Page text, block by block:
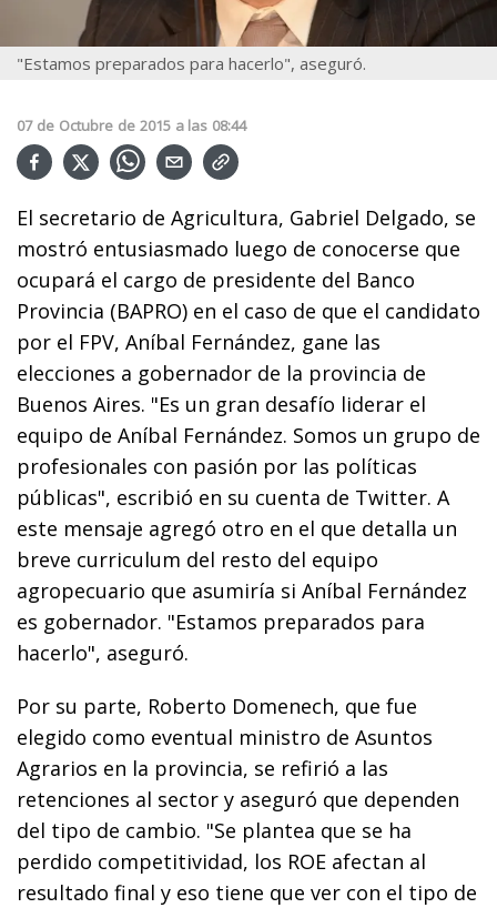
"Estamos preparados para hacerlo", aseguró.
07 de Octubre de 2015 a las 08:44
El secretario de Agricultura, Gabriel Delgado, se
mostró entusiasmado luego de conocerse que
ocupará el cargo de presidente del Banco
Provincia (BAPRO) en el caso de que el candidato
por el FPV, Aníbal Fernández, gane las
elecciones a gobernador de la provincia de
Buenos Aires. "Es un gran desafío liderar el
equipo de Aníbal Fernández. Somos un grupo de
profesionales con pasión por las políticas
públicas", escribió en su cuenta de Twitter. A
este mensaje agregó otro en el que detalla un
breve curriculum del resto del equipo
agropecuario que asumiría si Aníbal Fernández
es gobernador. "Estamos preparados para
hacerlo", aseguró.
Por su parte, Roberto Domenech, que fue
elegido como eventual ministro de Asuntos
Agrarios en la provincia, se refirió a las
retenciones al sector y aseguró que dependen
del tipo de cambio. "Se plantea que se ha
perdido competitividad, los ROE afectan al
resultado final y eso tiene que ver con el tipo de